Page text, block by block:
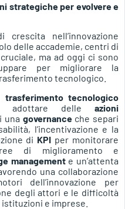
strategiche per evolvere e
nell’innovazione
delle accademie, centri di
ma ad oggi ci sono
per migliorare la
tecnologico.
trasferimento tecnologico
adottare delle azioni
una governance che separi
l’incentivazione e la
di KPI per monitorare
di miglioramento e
managemente un’attenta
una collaborazione
dell’innovazione per
degli attori e le difficoltà
e imprese.